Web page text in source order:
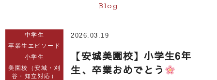
Blog
中学生
卒業生エピソード
小学生
美園校（安城・刈
谷・知立対応）
2026.03.19
【安城美園校】小学生6年
生、卒業おめでとう